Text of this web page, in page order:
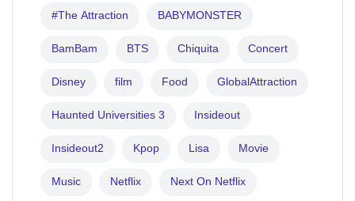
#The Attraction BABYMONSTER
BamBam BTS Chiquita Concert
Disney film Food GlobalAttraction
Haunted Universities 3 Insideout
Insideout2 Kpop Lisa Movie
Music Netflix Next On Netflix